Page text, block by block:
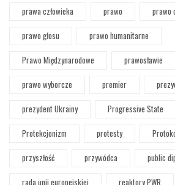
prawa człowieka prawo
prawo
prawo głosu
prawo humanitarne
Prawo Międzynarodowe
prawosławie
prawo wyborcze
premier
prezydent Ukrainy
Progressive State
Protekcjonizm
protesty
przyszłość
przywódca
public
rada unii europejskiej
reaktory PWR